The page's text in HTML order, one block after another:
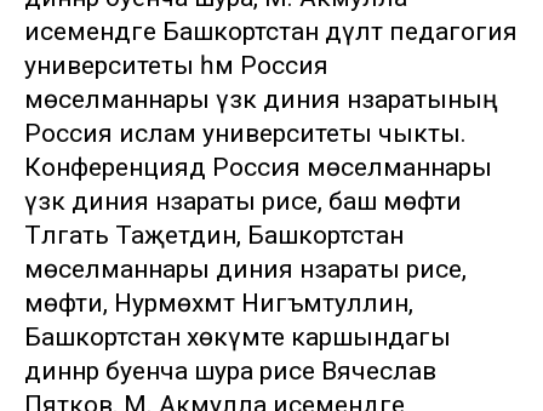
исемендәге Башкортстан дәүләт педагогия
университеты һәм Россия
мөселманнары үзәк диния нәзаратының
Россия ислам университеты чыкты.
Конференциядә Россия мөселманнары
үзәк диния нәзараты рәисе, баш мөфти
Тәлгать Таҗетдин, Башкортстан
мөселманнары диния нәзараты рәисе,
мөфти, Нурмөхәмәт Нигъмәтуллин,
Башкортстан хөкүмәте каршындагы
диннәр буенча шура рәисе Вячеслав
Пятков, М. Акмулла исемендәге